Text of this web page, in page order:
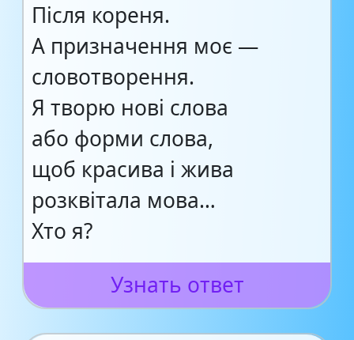
Після кореня.
А призначення моє —
словотворення.
Я творю нові слова
або форми слова,
щоб красива і жива
розквітала мова…
Хто я?
Узнать ответ